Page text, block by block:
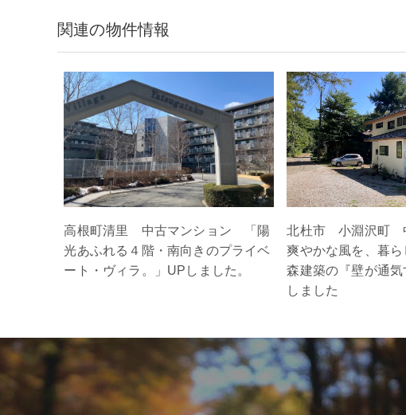
ン
関連の物件情報
高根町清里 中古マンション 「陽
光あふれる４階・南向きのプライベ
ート・ヴィラ。」UPしました。
北杜市 小淵沢町
爽やかな風を、暮
森建築の『壁が通
しました